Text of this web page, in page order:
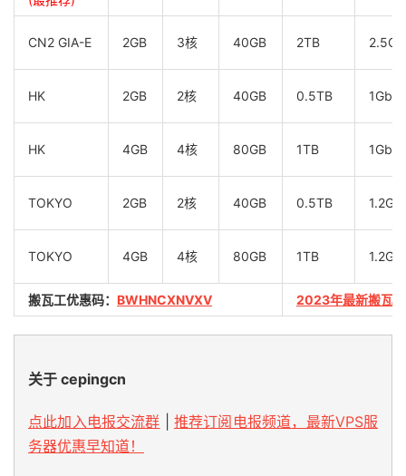
CN2 GIA-E 2GB 3核 40GB 2TB
HK 2GB 2核 40GB 0.5TB 1Gbps
HK 4GB 4核 80GB 1TB 1Gbps
TOKYO 2GB 2核 40GB 0.5TB
TOKYO 4GB 4核 80GB 1TB
搬瓦工优惠码： BWHNCXNVXV 2023年最新搬瓦
关于 cepingcn
点此加入电报交流群
推荐订阅电报频道，最新VPS服
务器优惠早知道！